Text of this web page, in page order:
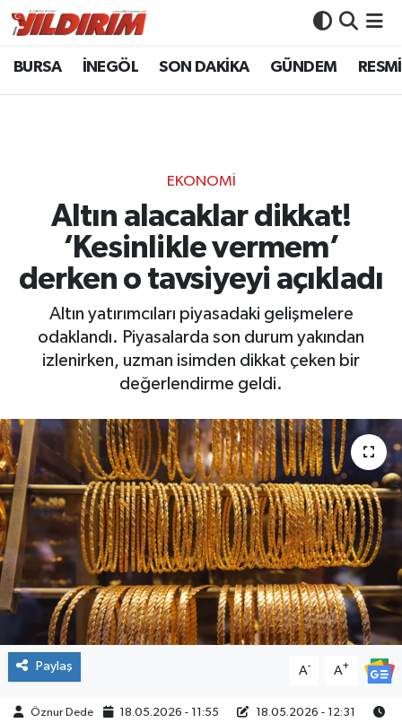
BURSA İNEGÖL SON DAKİKA GÜNDEM
EKONOMİ
Altın alacaklar dikkat!
‘Kesinlikle vermem’
derken o tavsiyeyi açıkladı
Altın yatırımcıları piyasadaki gelişmelere
odaklandı. Piyasalarda son durum yakından
izlenirken, uzman isimden dikkat çeken bir
değerlendirme geldi.
Paylaş A- A+
Öznur Dede 18.05.2026 - 11:55
18.05.2026 - 12:31
BURSA
GÜNDEM
RESMİ İLANLAR
SİYASET
SPOR
Bursa Nöbetçi Eczaneler
Bursa Trafik Yoğunluk Haritası
Süper Lig Puan Durumu ve Fikstür
Son Dakika Haberleri
Haber Arşivi